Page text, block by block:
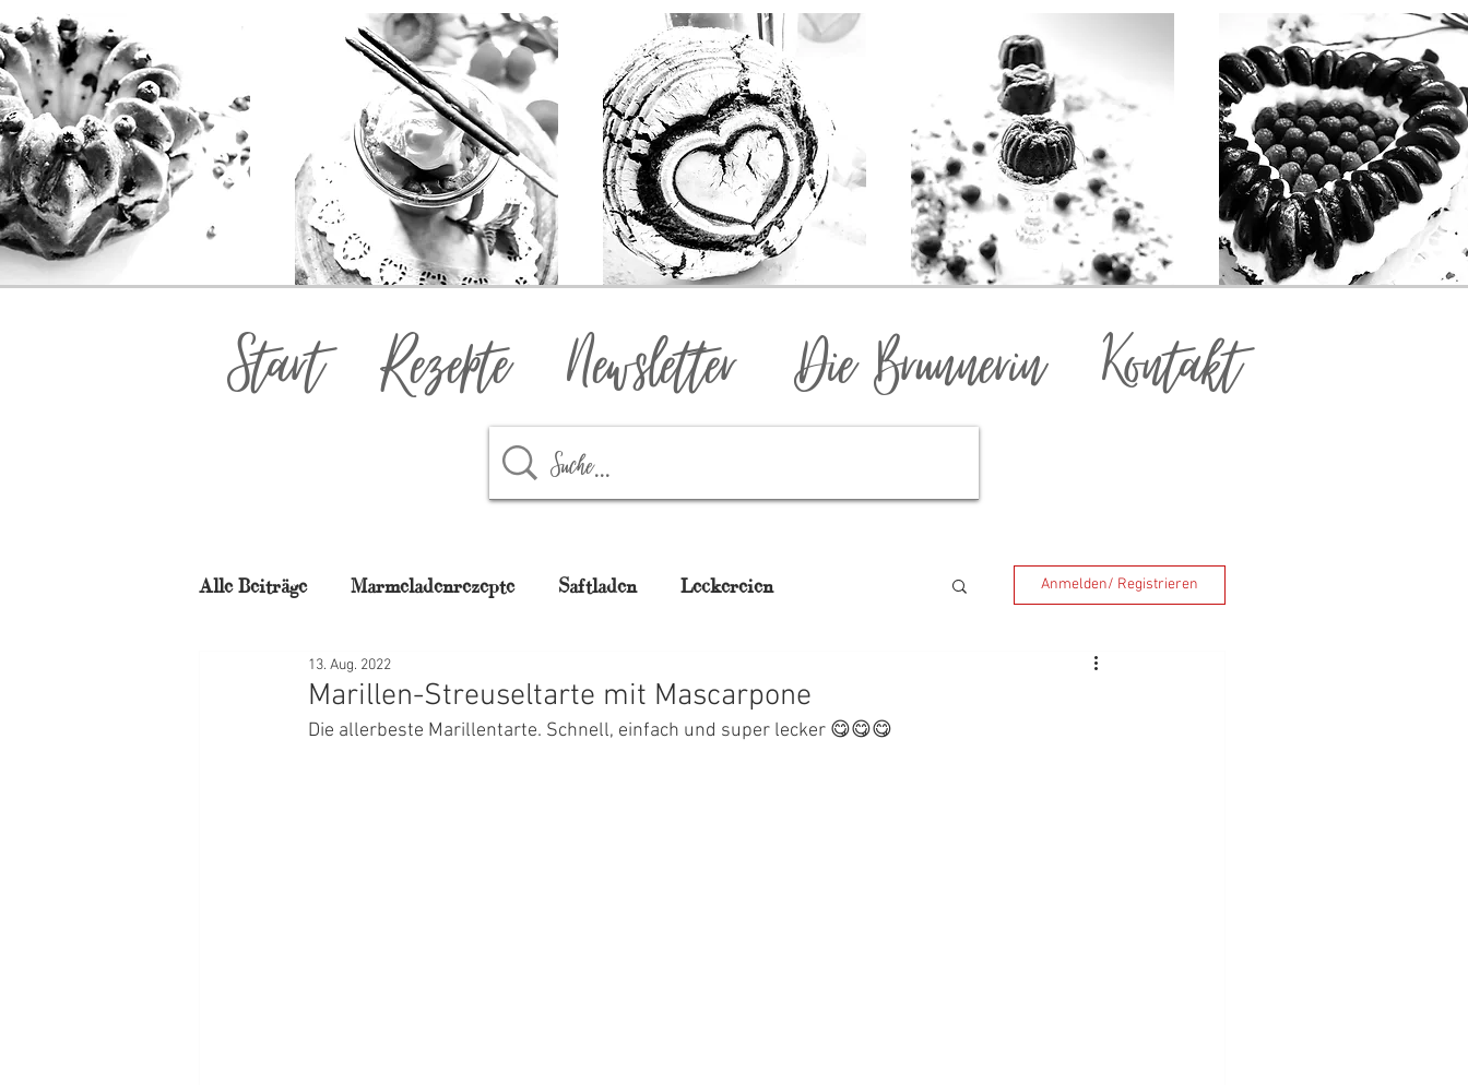
Start Rezepte Newsletter Die Brunnerin Kontakt
Alle Beiträge Marmeladenrezepte Saftladen Leckereien
für Naschkatzen
Anmelden/ Registrieren
Marillen-Streuseltarte mit Mascarpone
13. Aug. 2022
Die allerbeste Marillentarte. Schnell, einfach und super lecker 😋😋😋